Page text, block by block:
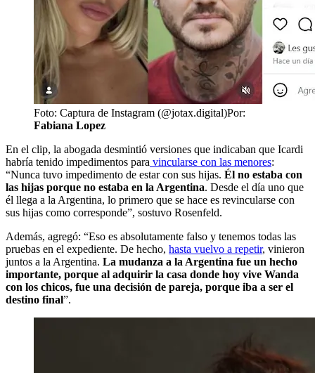
Foto: Captura de Instagram (@jotax.digital)Por:
Fabiana Lopez
En el clip, la abogada desmintió versiones que indicaban que Icardi
habría tenido impedimentos para vincularse con las menores:
“Nunca tuvo impedimento de estar con sus hijas. Él no estaba con
las hijas porque no estaba en la Argentina. Desde el día uno que
él llega a la Argentina, lo primero que se hace es revincularse con
sus hijas como corresponde”, sostuvo Rosenfeld.
Además, agregó: “Eso es absolutamente falso y tenemos todas las
pruebas en el expediente. De hecho, hasta vuelvo a repetir, vinieron
juntos a la Argentina. La mudanza a la Argentina fue un hecho
importante, porque al adquirir la casa donde hoy vive Wanda
con los chicos, fue una decisión de pareja, porque iba a ser el
destino final”.